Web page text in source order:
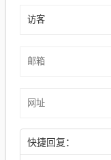
快捷回复：